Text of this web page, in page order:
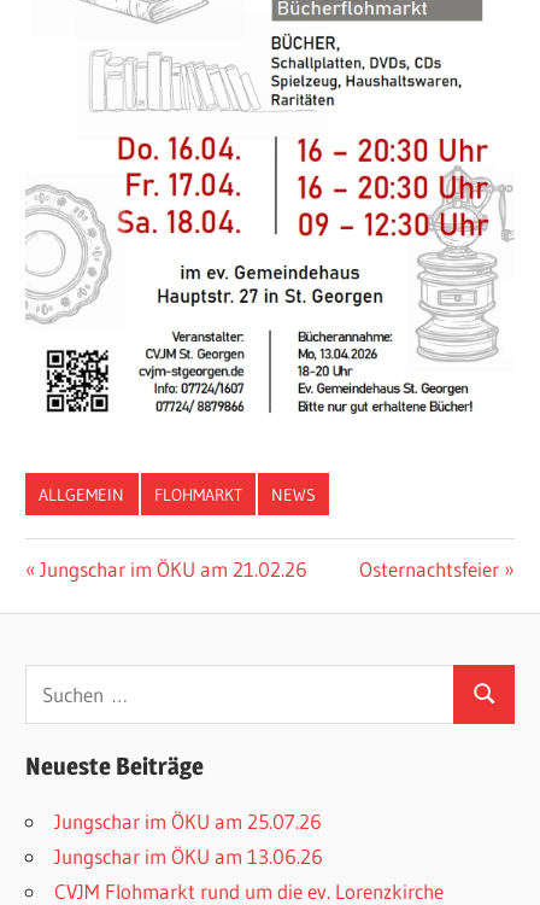
ALLGEMEIN FLOHMARKT NEWS
Beitragsnavigation
Vorheriger
Jungschar im ÖKU am 21.02.26
Nächster
Osternachtsfeier
Suchen
Neueste Beiträge
Jungschar im ÖKU am 25.07.26
Jungschar im ÖKU am 13.06.26
CVJM Flohmarkt rund um die ev. Lorenzkirche